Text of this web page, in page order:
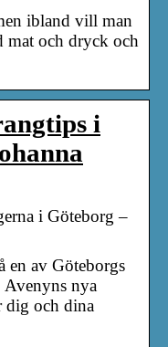
ibland vill man
mat och dryck och
i
i Göteborg –
en av Göteborgs
Avenyns nya
dig och dina